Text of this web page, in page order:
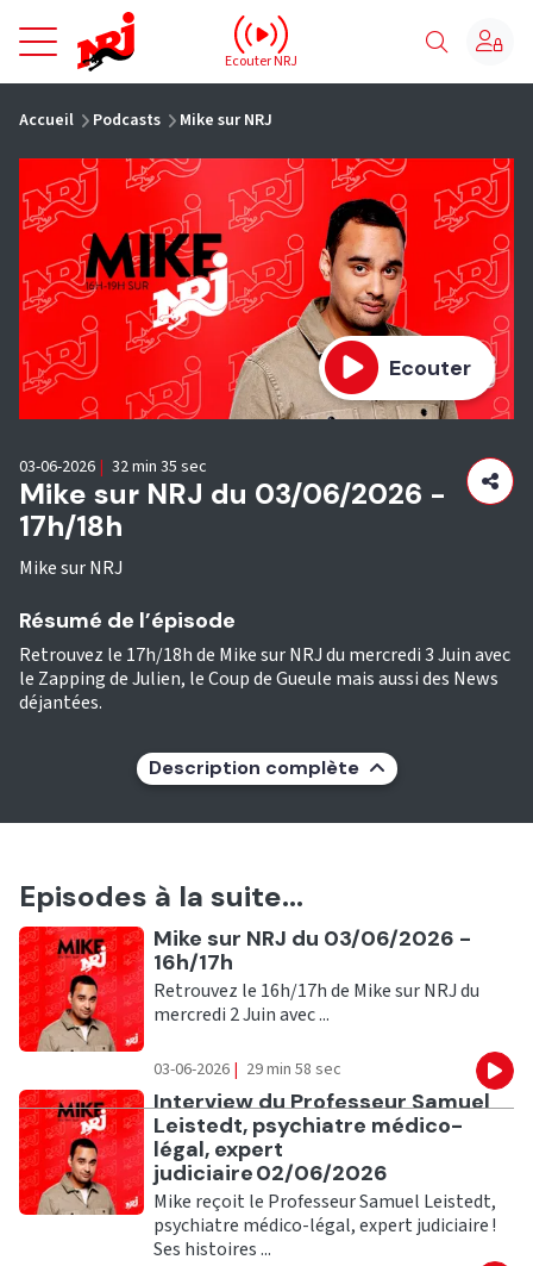
NRJ - Accueil
Ecouter NRJ
Accueil Podcasts Mike sur NRJ
Ecouter
Mike sur NRJ du 03/06/2026 -
17h/18h
Mike sur NRJ
03-06-2026 | 32 min 35 sec
Résumé de l’épisode
Retrouvez le 17h/18h de Mike sur NRJ du mercredi 3 Juin avec
le Zapping de Julien, le Coup de Gueule mais aussi des News
déjantées.
Description complète
Episodes à la suite...
Ecouter
Mike sur NRJ du 03/06/2026 -
16h/17h
Retrouvez le 16h/17h de Mike sur NRJ du
mercredi 2 Juin avec ...
03-06-2026 | 29 min 58 sec
Ecouter
Interview du Professeur Samuel
Leistedt, psychiatre médico-
légal, expert
judiciaire 02/06/2026
Mike reçoit le Professeur Samuel Leistedt,
psychiatre médico-légal, expert judiciaire !
Ses histoires ...